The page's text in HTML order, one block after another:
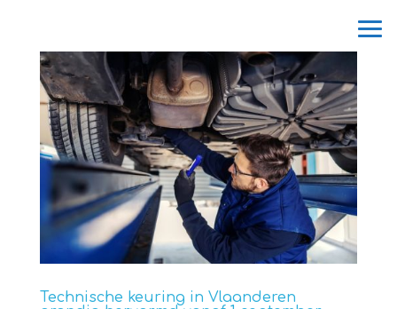
Technische keuring in Vlaanderen